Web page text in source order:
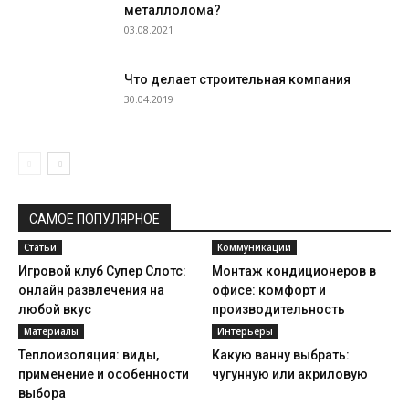
металлолома?
03.08.2021
Что делает строительная компания
30.04.2019
САМОЕ ПОПУЛЯРНОЕ
Статьи
Игровой клуб Супер Слотс:
онлайн развлечения на
любой вкус
Коммуникации
Монтаж кондиционеров в
офисе: комфорт и
производительность
Материалы
Теплоизоляция: виды,
применение и особенности
выбора
Интерьеры
Какую ванну выбрать:
чугунную или акриловую